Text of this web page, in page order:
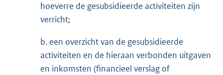
hoeverre de gesubsidieerde activiteiten zijn
verricht;
b. een overzicht van de gesubsidieerde
activiteiten en de hieraan verbonden uitgaven
en inkomsten (financieel verslag of